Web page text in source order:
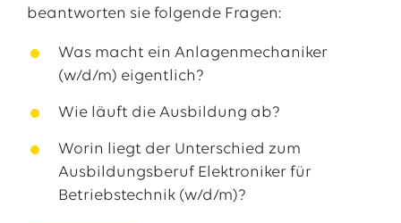
beantworten sie folgende Fragen:
Was macht ein Anlagenmechaniker
(w/d/m) eigentlich?
Wie läuft die Ausbildung ab?
Worin liegt der Unterschied zum
Ausbildungsberuf Elektroniker für
Betriebstechnik (w/d/m)?